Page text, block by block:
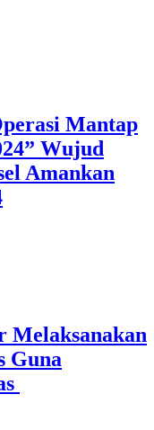
Mantap
Wujud
Amankan
Melaksanakan
Guna